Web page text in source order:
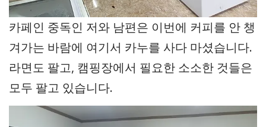
카페인 중독인 저와 남편은 이번에 커피를 안 챙
겨가는 바람에 여기서 카누를 사다 마셨습니다.
라면도 팔고, 캠핑장에서 필요한 소소한 것들은
모두 팔고 있습니다.